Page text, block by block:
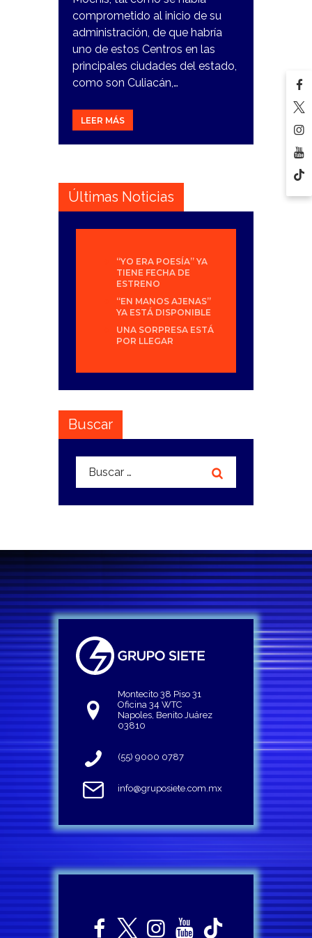
comprometido al inicio de su
administración, de que habría
uno de estos Centros en las
principales ciudades del estado,
como son Culiacán,…
LEER MÁS
Últimas Noticias
“YO ERA POESÍA” YA
TIENE FECHA DE
ESTRENO
“EN MANOS AJENAS”
YA ESTÁ DISPONIBLE
UNA SORPRESA ESTÁ
POR LLEGAR
Buscar
Buscar:
Montecito 38 Piso 31
Oficina 34 WTC
Napoles, Benito Juárez
03810
(55) 9000 0787
info@gruposiete.com.mx